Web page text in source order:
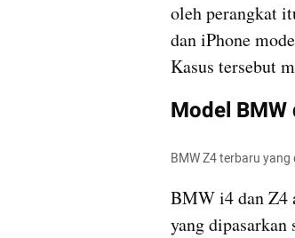
oleh perangkat
dan iPhone
Kasus tersebut
Model
BMW Z4 terbaru
BMW i4 dan Z4
yang